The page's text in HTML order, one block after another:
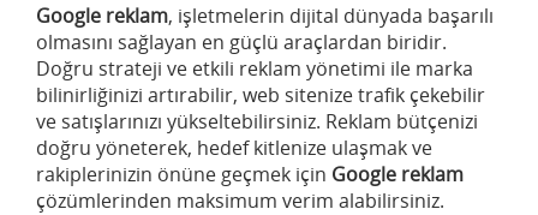
Google reklam, işletmelerin dijital dünyada başarılı
olmasını sağlayan en güçlü araçlardan biridir.
Doğru strateji ve etkili reklam yönetimi ile marka
bilinirliğinizi artırabilir, web sitenize trafik çekebilir
ve satışlarınızı yükseltebilirsiniz. Reklam bütçenizi
doğru yöneterek, hedef kitlenize ulaşmak ve
rakiplerinizin önüne geçmek için Google reklam
çözümlerinden maksimum verim alabilirsiniz.